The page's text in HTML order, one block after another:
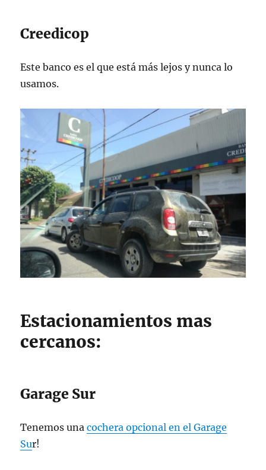
Creedicop
Este banco es el que está más lejos y nunca lo
usamos.
Estacionamientos mas
cercanos:
Garage Sur
Tenemos unacochera opcional en el Garage
Sur!